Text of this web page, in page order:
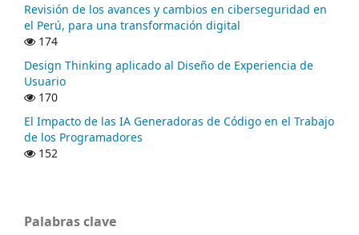
Revisión de los avances y cambios en ciberseguridad en
el Perú, para una transformación digital
174
Design Thinking aplicado al Diseño de Experiencia de
Usuario
170
El Impacto de las IA Generadoras de Código en el Trabajo
de los Programadores
152
Palabras clave